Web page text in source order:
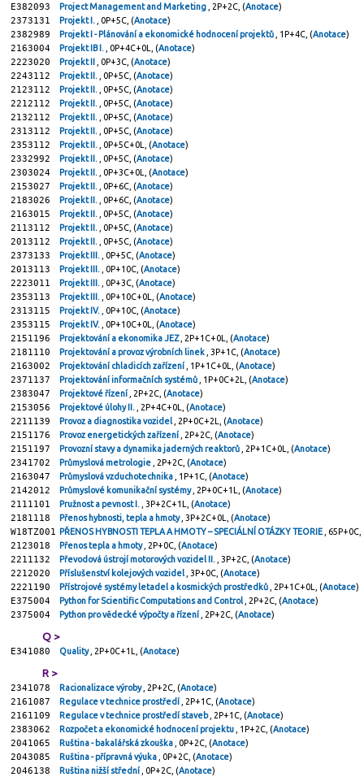
E382093 Project Management and Marketing , 2P+2C, (Anotace)
2373131 Projekt I. , 0P+5C, (Anotace)
2382989 Projekt I - Plánování a ekonomické hodnocení projektů , 1P+4C, (Anotace)
2163004 Projekt IB I. , 0P+4C+0L, (Anotace)
2223020 Projekt II , 0P+3C, (Anotace)
2243112 Projekt II. , 0P+5C, (Anotace)
2123112 Projekt II. , 0P+5C, (Anotace)
2212112 Projekt II. , 0P+5C, (Anotace)
2132112 Projekt II. , 0P+5C, (Anotace)
2313112 Projekt II. , 0P+5C, (Anotace)
2353112 Projekt II. , 0P+5C+0L, (Anotace)
2332992 Projekt II. , 0P+5C, (Anotace)
2303024 Projekt II. , 0P+3C+0L, (Anotace)
2153027 Projekt II. , 0P+6C, (Anotace)
2183026 Projekt II. , 0P+6C, (Anotace)
2163015 Projekt II. , 0P+5C, (Anotace)
2113112 Projekt II. , 0P+5C, (Anotace)
2013112 Projekt II. , 0P+5C, (Anotace)
2373133 Projekt III. , 0P+5C, (Anotace)
2013113 Projekt III. , 0P+10C, (Anotace)
2223011 Projekt III. , 0P+3C, (Anotace)
2353113 Projekt III. , 0P+10C+0L, (Anotace)
2313115 Projekt IV. , 0P+10C, (Anotace)
2353115 Projekt IV. , 0P+10C+0L, (Anotace)
2151196 Projektování a ekonomika JEZ , 2P+1C+0L, (Anotace)
2181110 Projektování a provoz výrobních linek , 3P+1C, (Anotace)
2163002 Projektování chladicích zařízení , 1P+1C+0L, (Anotace)
2371137 Projektování informačních systémů , 1P+0C+2L, (Anotace)
2383047 Projektové řízení , 2P+2C, (Anotace)
2153056 Projektové úlohy II. , 2P+4C+0L, (Anotace)
2211139 Provoz a diagnostika vozidel , 2P+0C+2L, (Anotace)
2151176 Provoz energetických zařízení , 2P+2C, (Anotace)
2151197 Provozní stavy a dynamika jaderných reaktorů , 2P+1C+0L, (Anotace)
2341702 Průmyslová metrologie , 2P+2C, (Anotace)
2163047 Průmyslová vzduchotechnika , 1P+1C, (Anotace)
2142012 Průmyslové komunikační systémy , 2P+0C+1L, (Anotace)
2111101 Pružnost a pevnost I. , 3P+2C+1L, (Anotace)
2181118 Přenos hybnosti, tepla a hmoty , 3P+2C+0L, (Anotace)
W18TZ001 PŘENOS HYBNOSTI TEPLA A HMOTY – SPECIÁLNÍ OTÁZKY TEORIE , 65P+0C,
2123018 Přenos tepla a hmoty , 2P+0C, (Anotace)
2211132 Převodová ústrojí motorových vozidel II. , 3P+2C, (Anotace)
2212020 Příslušenství kolejových vozidel , 3P+0C, (Anotace)
2221190 Přístrojové systémy letadel a kosmických prostředků , 2P+1C+0L, (Anotace)
E375004 Python for Scientific Computations and Control , 2P+2C, (Anotace)
2375004 Python pro vědecké výpočty a řízení , 2P+2C, (Anotace)
Q >
E341080 Quality , 2P+0C+1L, (Anotace)
R >
2341078 Racionalizace výroby , 2P+2C, (Anotace)
2161087 Regulace v technice prostředí , 2P+1C, (Anotace)
2161109 Regulace v technice prostředí staveb , 2P+1C, (Anotace)
2383062 Rozpočet a ekonomické hodnocení projektu , 1P+2C, (Anotace)
2041065 Ruština - bakalářská zkouška , 0P+2C, (Anotace)
2043085 Ruština - přípravná výuka , 0P+2C, (Anotace)
2046138 Ruština nižší střední , 0P+2C, (Anotace)